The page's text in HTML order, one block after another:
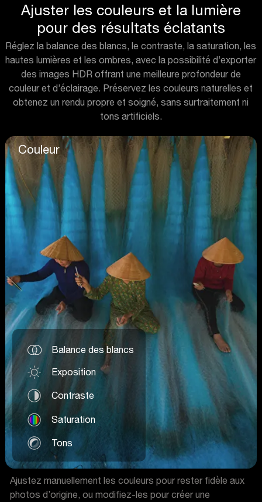
Ajuster les couleurs et la lumière
pour des résultats éclatants
Réglez la balance des blancs, le contraste, la saturation, les
hautes lumières et les ombres, avec la possibilité d’exporter
des images HDR offrant une meilleure profondeur de
couleur et d’éclairage. Préservez les couleurs naturelles et
obtenez un rendu propre et soigné, sans surtraitement ni
tons artificiels.
Couleur
Balance des blancs
Exposition
Contraste
Saturation
Tons
Ajustez manuellement les couleurs pour rester fidèle aux
photos d’origine, ou modifiez-les pour créer une